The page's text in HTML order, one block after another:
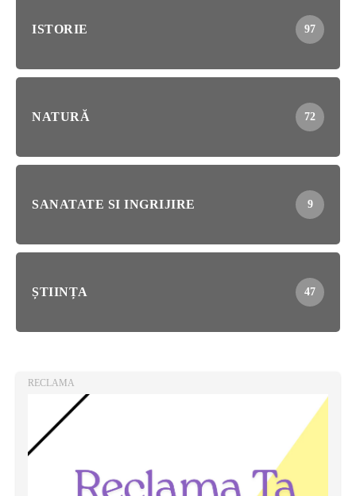
ISTORIE 97
NATURĂ 72
SANATATE SI INGRIJIRE 9
ȘTIINȚA 47
RECLAMA